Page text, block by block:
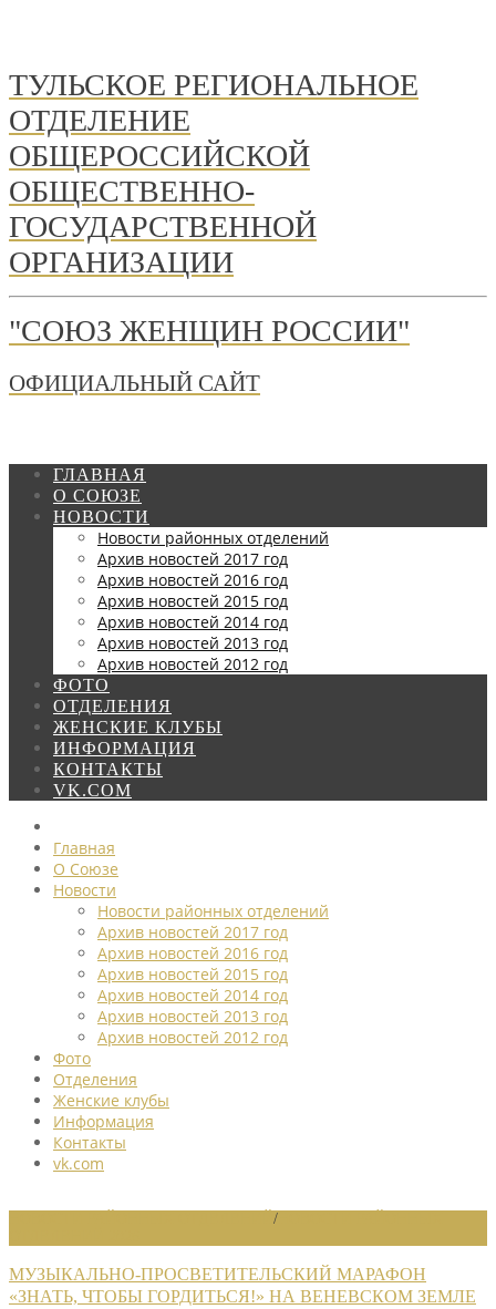
ТУЛЬСКОЕ РЕГИОНАЛЬНОЕ
ОТДЕЛЕНИЕ
ОБЩЕРОССИЙСКОЙ
ОБЩЕСТВЕННО-
ГОСУДАРСТВЕННОЙ
ОРГАНИЗАЦИИ
"СОЮЗ ЖЕНЩИН РОССИИ"
ОФИЦИАЛЬНЫЙ САЙТ
ГЛАВНАЯ
О СОЮЗЕ
НОВОСТИ
Новости районных отделений
Архив новостей 2017 год
Архив новостей 2016 год
Архив новостей 2015 год
Архив новостей 2014 год
Архив новостей 2013 год
Архив новостей 2012 год
ФОТО
ОТДЕЛЕНИЯ
ЖЕНСКИЕ КЛУБЫ
ИНФОРМАЦИЯ
КОНТАКТЫ
VK.COM
Главная
О Союзе
Новости
Новости районных отделений
Архив новостей 2017 год
Архив новостей 2016 год
Архив новостей 2015 год
Архив новостей 2014 год
Архив новостей 2013 год
Архив новостей 2012 год
Фото
Отделения
Женские клубы
Информация
Контакты
vk.com
/
МУЗЫКАЛЬНО-ПРОСВЕТИТЕЛЬСКИЙ МАРАФОН
«ЗНАТЬ, ЧТОБЫ ГОРДИТЬСЯ!» НА ВЕНЕВСКОМ ЗЕМЛЕ